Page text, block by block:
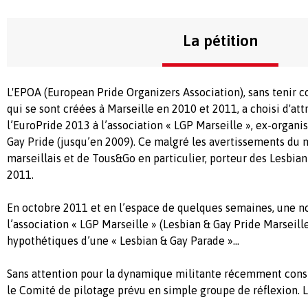
La pétition
L'EPOA (European Pride Organizers Association), sans tenir
qui se sont créées à Marseille en 2010 et 2011, a choisi
l’EuroPride 2013 à l’association « LGP Marseille », ex-
Gay Pride (jusqu’en 2009). Ce malgré les avertissements du
marseillais et de Tous&Go en particulier, porteur des
2011.
En octobre 2011 et en l’espace de quelques semaines, une
l’association « LGP Marseille » (Lesbian & Gay Pride
hypothétiques d’une « Lesbian & Gay Parade »…
Sans attention pour la dynamique militante récemment
le Comité de pilotage prévu en simple groupe de réflexion.